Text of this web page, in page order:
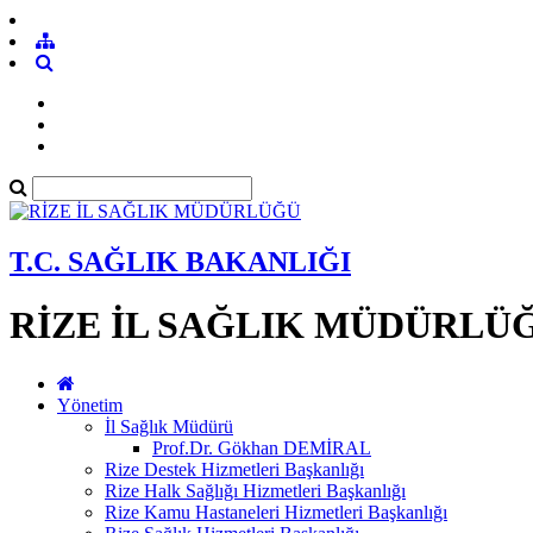
T.C. SAĞLIK BAKANLIĞI
RİZE İL SAĞLIK
Yönetim
İl Sağlık Müdürü
Prof.Dr. Gökhan DEMİRAL
Rize Destek Hizmetleri Başkanlığı
Rize Halk Sağlığı Hizmetleri Başkanlığı
Rize Kamu Hastaneleri Hizmetleri Başkanlığı